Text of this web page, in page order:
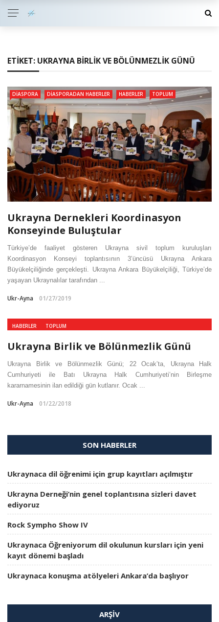
ETIKET: UKRAYNA BIRLIK VE BÖLÜNMEZLIK GÜNÜ
DIASPORA DIASPORADAN HABERLER HABERLER TOPLUM
Ukrayna Dernekleri Koordinasyon
Konseyinde Buluştular
Türkiye’de faaliyet gösteren Ukrayna sivil toplum kuruluşları
Koordinasyon Konseyi toplantısının 3’üncüsü Ukrayna Ankara
Büyükelçiliğinde gerçekleşti. Ukrayna Ankara Büyükelçiliği, Türkiye’de
yaşayan Ukraynalılar tarafından ...
Ukr-Ayna 01/27/2019
HABERLER TOPLUM
Ukrayna Birlik ve Bölünmezlik Günü
Ukrayna Birlik ve Bölünmezlik Günü; 22 Ocak’ta, Ukrayna Halk
Cumhuriyeti ile Batı Ukrayna Halk Cumhuriyeti’nin Birleşme
kararnamesinin ilan edildiği gün kutlanır. Ocak ...
Ukr-Ayna 01/22/2018
SON HABERLER
Ukraynaca dil öğrenimi için grup kayıtları açılmıştır
Ukrayna Derneği’nin genel toplantısına sizleri davet
ediyoruz
Rock Sympho Show IV
Ukraynaca Öğreniyorum dil okulunun kursları için yeni
kayıt dönemi başladı
Ukraynaca konuşma atölyeleri Ankara’da başlıyor
ARŞIV